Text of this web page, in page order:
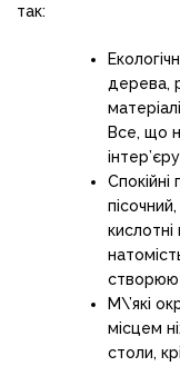
так:
дерева,
Все, що
М\’які
місцем
столи,